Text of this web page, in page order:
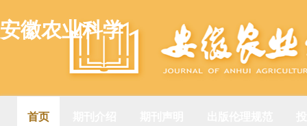
安徽农业科学
首页